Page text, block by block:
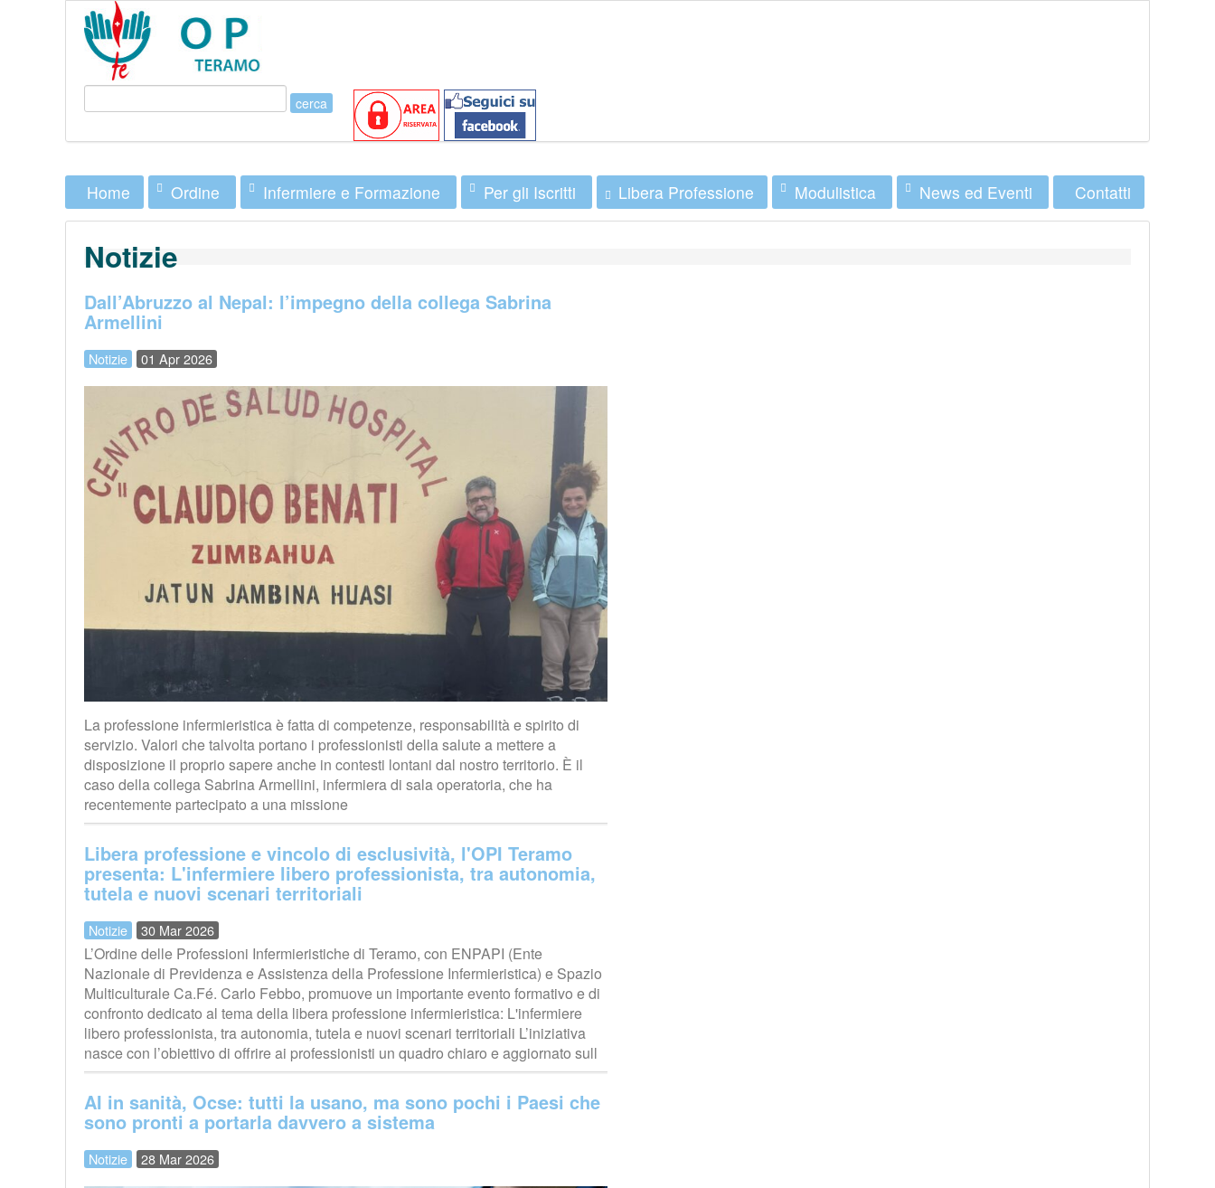
Home Ordine Infermiere e Formazione Per gli Iscritti Libera Professione Modulistica News ed Eventi Contatti
Notizie
Dall’Abruzzo al Nepal: l’impegno della collega Sabrina
Armellini
Notizie 01 Apr 2026
La professione infermieristica è fatta di competenze, responsabilità e spirito di
servizio. Valori che talvolta portano i professionisti della salute a mettere a
disposizione il proprio sapere anche in contesti lontani dal nostro territorio. È il
caso della collega Sabrina Armellini, infermiera di sala operatoria, che ha
recentemente partecipato a una missione
Libera professione e vincolo di esclusività, l'OPI Teramo
presenta: L'infermiere libero professionista, tra autonomia,
tutela e nuovi scenari territoriali
Notizie 30 Mar 2026
L’Ordine delle Professioni Infermieristiche di Teramo, con ENPAPI (Ente
Nazionale di Previdenza e Assistenza della Professione Infermieristica) e Spazio
Multiculturale Ca.Fé. Carlo Febbo, promuove un importante evento formativo e di
confronto dedicato al tema della libera professione infermieristica: L'infermiere
libero professionista, tra autonomia, tutela e nuovi scenari territoriali L’iniziativa
nasce con l’obiettivo di offrire ai professionisti un quadro chiaro e aggiornato sull
AI in sanità, Ocse: tutti la usano, ma sono pochi i Paesi che
sono pronti a portarla davvero a sistema
Notizie 28 Mar 2026